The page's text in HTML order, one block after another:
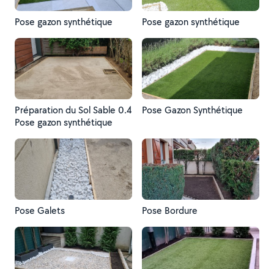
Pose gazon synthétique Pose gazon synthétique
Préparation du Sol Sable 0.4
Pose gazon synthétique
Pose Gazon Synthétique
Pose Galets Pose Bordure